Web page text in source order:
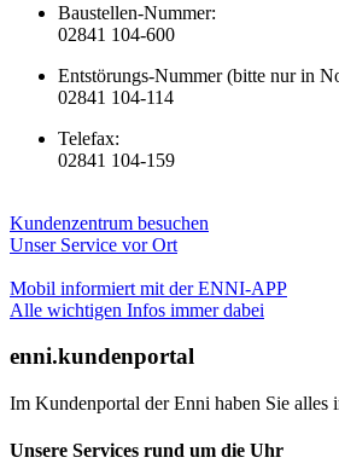
Baustellen-Nummer:
02841 104-600
Entstörungs-Nummer (bitte nur in
02841 104-114
Telefax:
02841 104-159
Kundenzentrum besuchen
Unser Service vor Ort
Mobil informiert mit der ENNI-APP
Alle wichtigen Infos immer dabei
enni.kundenportal
Im Kundenportal der Enni haben Sie alles
Unsere Services rund um die Uhr